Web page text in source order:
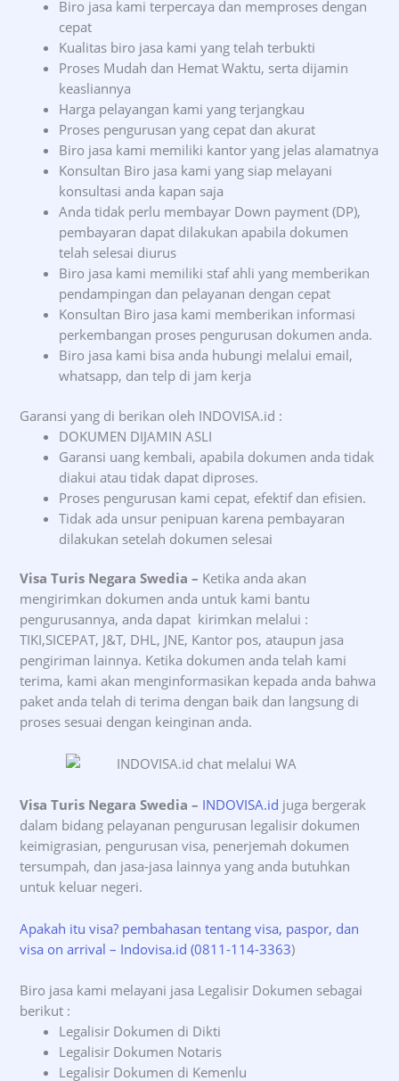
Biro jasa kami terpercaya dan memproses dengan
cepat
Kualitas biro jasa kami yang telah terbukti
Proses Mudah dan Hemat Waktu, serta dijamin
keasliannya
Harga pelayangan kami yang terjangkau
Proses pengurusan yang cepat dan akurat
Biro jasa kami memiliki kantor yang jelas alamatnya
Konsultan Biro jasa kami yang siap melayani
konsultasi anda kapan saja
Anda tidak perlu membayar Down payment (DP),
pembayaran dapat dilakukan apabila dokumen
telah selesai diurus
Biro jasa kami memiliki staf ahli yang memberikan
pendampingan dan pelayanan dengan cepat
Konsultan Biro jasa kami memberikan informasi
perkembangan proses pengurusan dokumen anda.
Biro jasa kami bisa anda hubungi melalui email,
whatsapp, dan telp di jam kerja
Garansi yang di berikan oleh INDOVISA.id :
DOKUMEN DIJAMIN ASLI
Garansi uang kembali, apabila dokumen anda tidak
diakui atau tidak dapat diproses.
Proses pengurusan kami cepat, efektif dan efisien.
Tidak ada unsur penipuan karena pembayaran
dilakukan setelah dokumen selesai
Visa Turis Negara Swedia – Ketika anda akan
mengirimkan dokumen anda untuk kami bantu
pengurusannya, anda dapat kirimkan melalui :
TIKI,SICEPAT, J&T, DHL, JNE, Kantor pos, ataupun jasa
pengiriman lainnya. Ketika dokumen anda telah kami
terima, kami akan menginformasikan kepada anda bahwa
paket anda telah di terima dengan baik dan langsung di
proses sesuai dengan keinginan anda.
Visa Turis Negara Swedia – INDOVISA.id juga bergerak
dalam bidang pelayanan pengurusan legalisir dokumen
keimigrasian, pengurusan visa, penerjemah dokumen
tersumpah, dan jasa-jasa lainnya yang anda butuhkan
untuk keluar negeri.
Apakah itu visa? pembahasan tentang visa, paspor, dan
visa on arrival – Indovisa.id (0811-114-3363)
Biro jasa kami melayani jasa Legalisir Dokumen sebagai
berikut :
Legalisir Dokumen di Dikti
Legalisir Dokumen Notaris
Legalisir Dokumen di Kemenlu